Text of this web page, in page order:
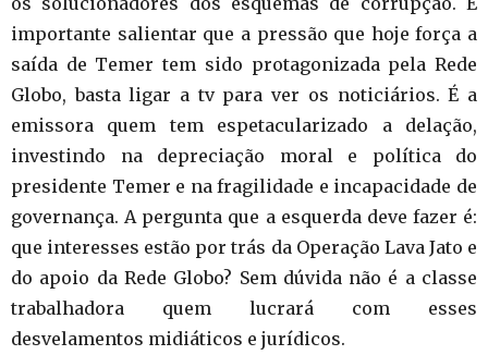
importante salientar que a pressão que hoje força a
saída de Temer tem sido protagonizada pela Rede
Globo, basta ligar a tv para ver os noticiários. É a
emissora quem tem espetacularizado a delação,
investindo na depreciação moral e política do
presidente Temer e na fragilidade e incapacidade de
governança. A pergunta que a esquerda deve fazer é:
que interesses estão por trás da Operação Lava Jato e
do apoio da Rede Globo? Sem dúvida não é a classe
trabalhadora quem lucrará com esses
desvelamentos midiáticos e jurídicos.